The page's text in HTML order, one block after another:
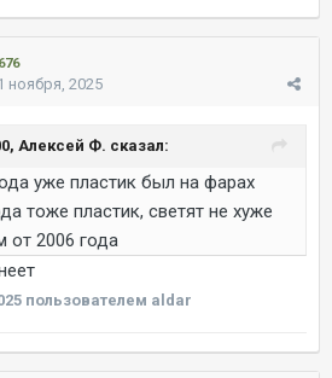
ноября, 2025
Алексей Ф. сказал:
уже пластик был на фарах
тоже пластик, светят не хуже
от 2006 года
пользователем aldar